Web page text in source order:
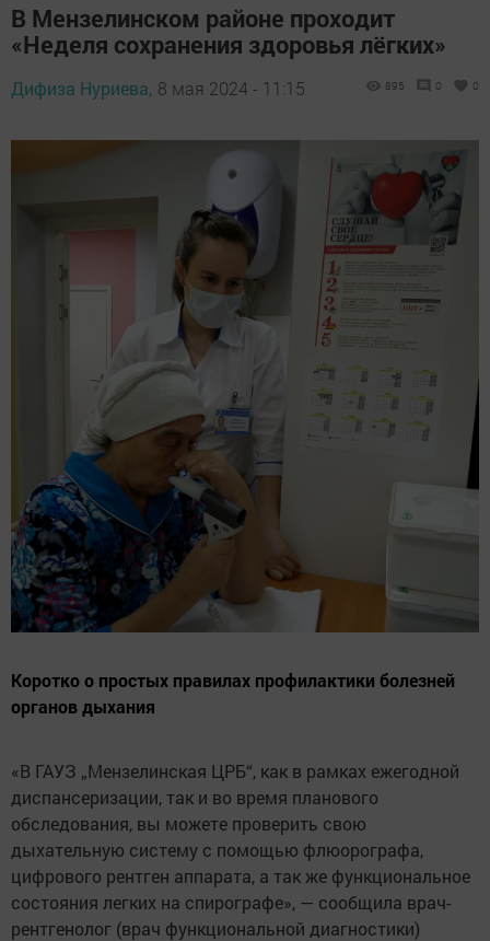
В Мензелинском районе проходит
«Неделя сохранения здоровья лёгких»
Дифиза Нуриева, 8 мая 2024 - 11:15 895 0 0
Коротко о простых правилах профилактики болезней
органов дыхания
«В ГАУЗ „Мензелинская ЦРБ“, как в рамках ежегодной
диспансеризации, так и во время планового
обследования, вы можете проверить свою
дыхательную систему с помощью флюорографа,
цифрового рентген аппарата, а так же функциональное
состояния легких на спирографе», — сообщила врач-
рентгенолог (врач функциональной диагностики)